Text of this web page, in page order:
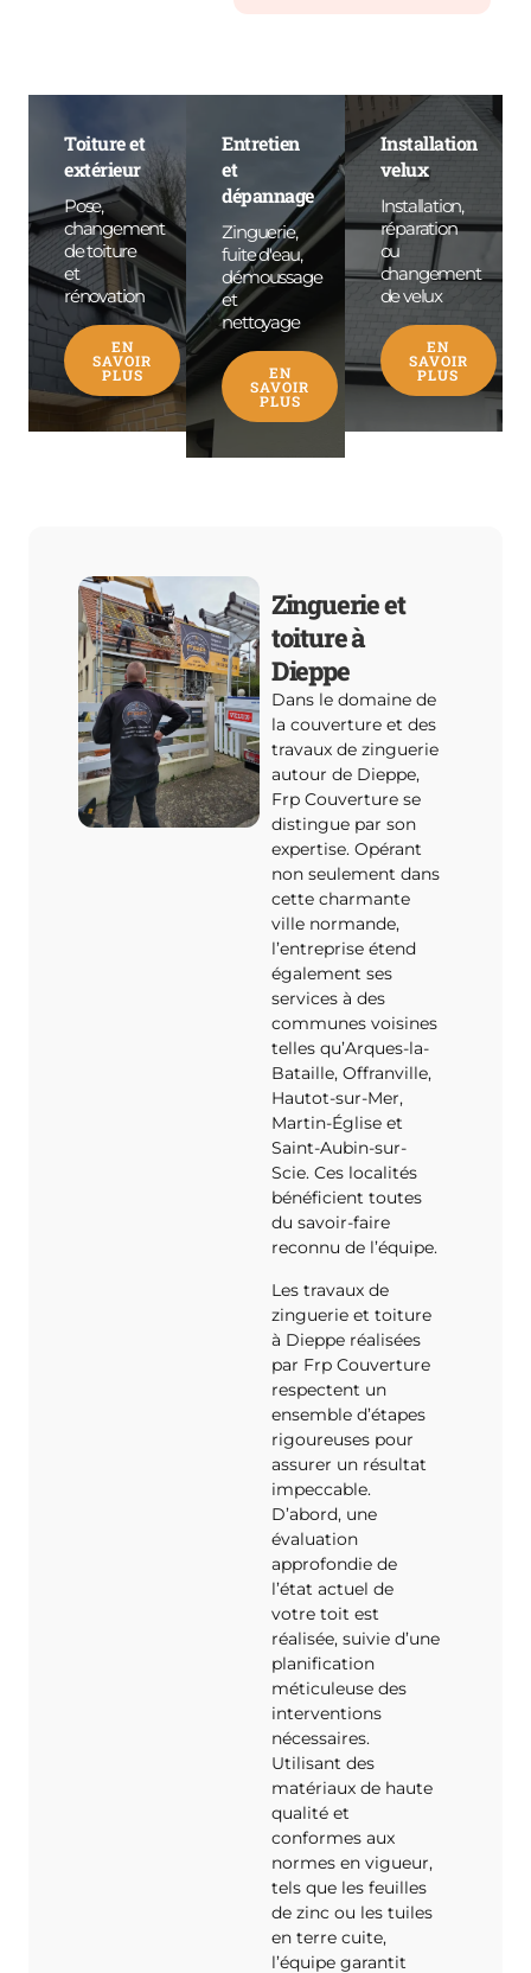
Toiture et
extérieur
Pose,
changement
de toiture
et
rénovation
EN
SAVOIR
PLUS
Entretien
et
dépannage
Zinguerie,
fuite d'eau,
démoussage
et
nettoyage
EN
SAVOIR
PLUS
Installation
velux
Installation,
réparation
ou
changement
de velux
EN
SAVOIR
PLUS
Zinguerie et
toiture à
Dieppe
Dans le domaine de
la couverture et des
travaux de zinguerie
autour de Dieppe,
Frp Couverture se
distingue par son
expertise. Opérant
non seulement dans
cette charmante
ville normande,
l’entreprise étend
également ses
services à des
communes voisines
telles qu’Arques-la-
Bataille, Offranville,
Hautot-sur-Mer,
Martin-Église et
Saint-Aubin-sur-
Scie. Ces localités
bénéficient toutes
du savoir-faire
reconnu de l’équipe.
Les travaux de
zinguerie et toiture
à Dieppe réalisées
par Frp Couverture
respectent un
ensemble d’étapes
rigoureuses pour
assurer un résultat
impeccable.
D’abord, une
évaluation
approfondie de
l’état actuel de
votre toit est
réalisée, suivie d’une
planification
méticuleuse des
interventions
nécessaires.
Utilisant des
matériaux de haute
qualité et
conformes aux
normes en vigueur,
tels que les feuilles
de zinc ou les tuiles
en terre cuite,
l’équipe garantit